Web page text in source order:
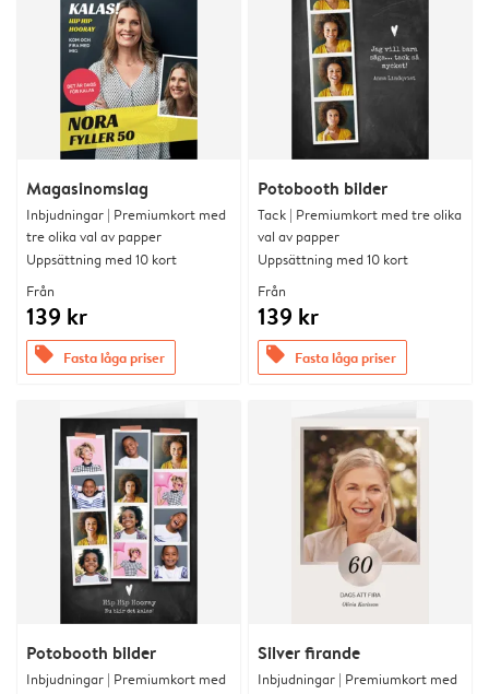
Magasinomslag
Inbjudningar | Premiumkort med
tre olika val av papper
Uppsättning med 10 kort
Från
139 kr
offers Fasta låga priser
Potobooth bilder
Tack | Premiumkort med tre olika
val av papper
Uppsättning med 10 kort
Från
139 kr
offers Fasta låga priser
Potobooth bilder
Inbjudningar | Premiumkort med
Silver firande
Inbjudningar | Premiumkort med